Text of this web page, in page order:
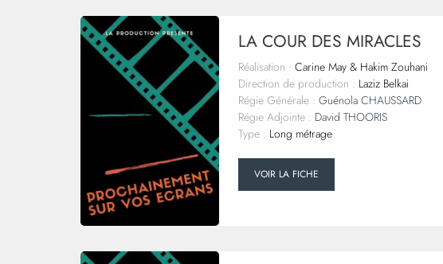
LA COUR DES MIRACLES
Réalisation : Carine May & Hakim Zouhani
Direction de production : Laziz Belkai
Régie Générale : Guénola CHAUSSARD
Régie Adjointe : David THOORIS
Type : Long métrage
VOIR LA FICHE